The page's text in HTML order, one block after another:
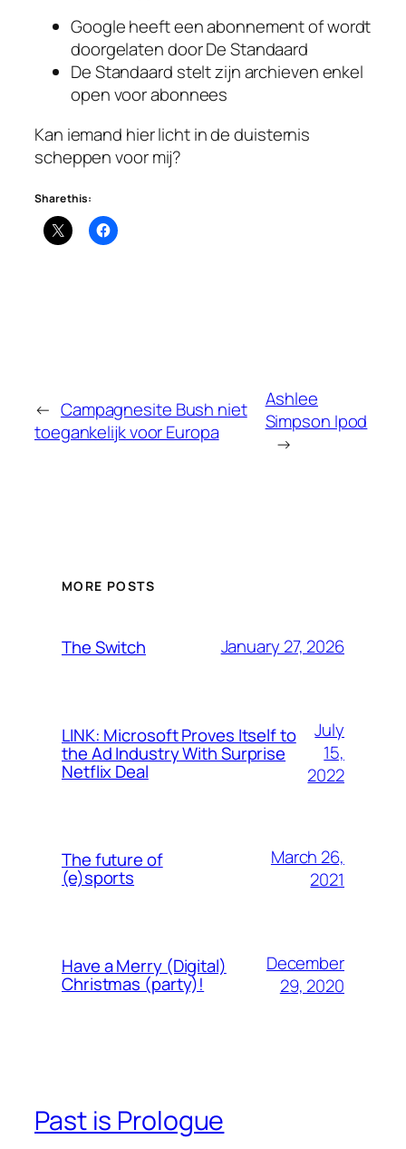
Google heeft een abonnement of wordt
doorgelaten door De Standaard
De Standaard stelt zijn archieven enkel
open voor abonnees
Kan iemand hier licht in de duisternis
scheppen voor mij?
Share this:
← Campagnesite Bush niet
toegankelijk voor Europa
Ashlee
Simpson Ipod
→
MORE POSTS
The Switch January 27, 2026
LINK: Microsoft Proves Itself to
the Ad Industry With Surprise
Netflix Deal
July
15,
2022
The future of
(e)sports
March 26,
2021
Have a Merry (Digital)
Christmas (party)!
December
29, 2020
Past is Prologue